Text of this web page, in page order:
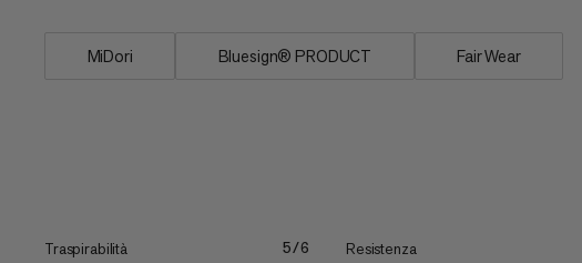
MiDori Bluesign® PRODUCT Fair Wear
Traspirabilità 5/6 Resistenza